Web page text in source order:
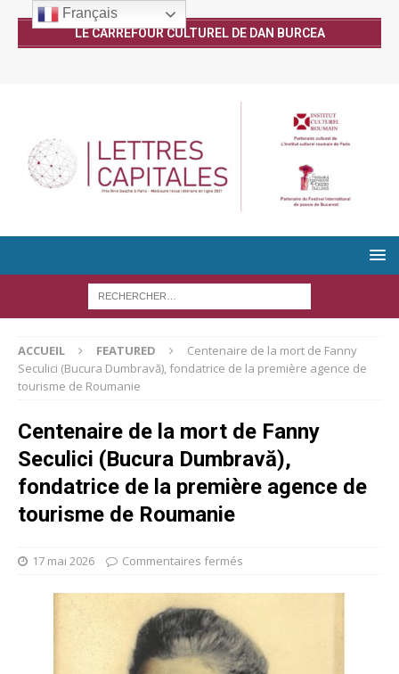
LE CARREFOUR CULTUREL DE DAN BURCEA
ACCUEIL FEATURED
Centenaire de la mort de Fanny
Seculici (Bucura Dumbravă), fondatrice de la première agence de
tourisme de Roumanie
Centenaire de la mort de Fanny
Seculici (Bucura Dumbravă),
fondatrice de la première agence de
tourisme de Roumanie
17 mai 2026 Commentaires fermés
Français